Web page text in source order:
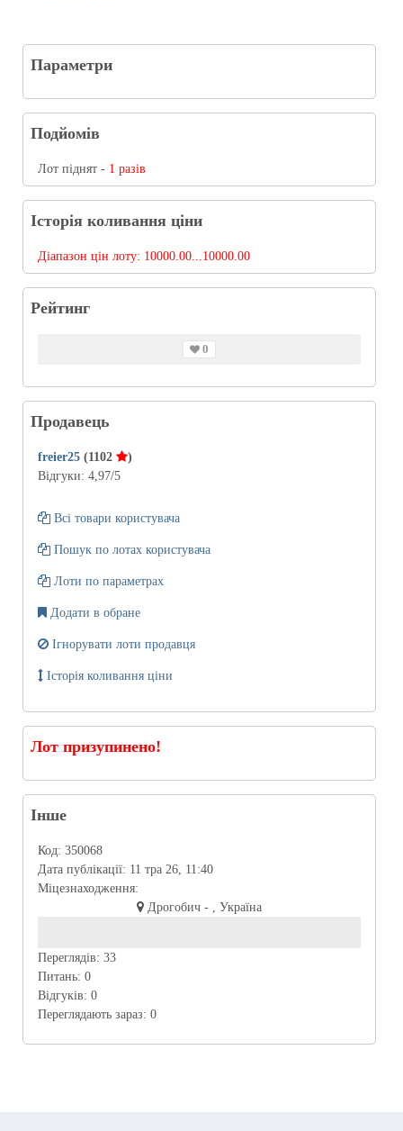
Параметри
Подйомів
Лот піднят - 1 разів
Історія коливання ціни
Діапазон цін лоту: 10000.00...10000.00
Рейтинг
0
Продавець
freier25 (1102
)
Відгуки: 4,97/5
Всі товари користувача
Пошук по лотах користувача
Лоти по параметрах
Додати в обране
Ігнорувати лоти продавця
Історія коливання ціни
Лот призупинено!
Інше
Код: 350068
Дата публікації: 11 тра 26, 11:40
Міцезнаходження:
Дрогобич - , Україна
Переглядів: 33
Питань: 0
Відгуків: 0
Переглядають зараз: 0